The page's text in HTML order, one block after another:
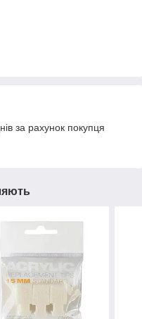
за рахунок покупця